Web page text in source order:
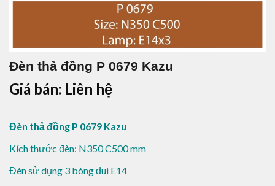
Đèn thả đồng P 0679 Kazu
Giá bán: Liên hệ
Đèn thả đồng P 0679 Kazu
Kích thước đèn: N350 C500 mm
Đèn sử dụng 3 bóng đui E14